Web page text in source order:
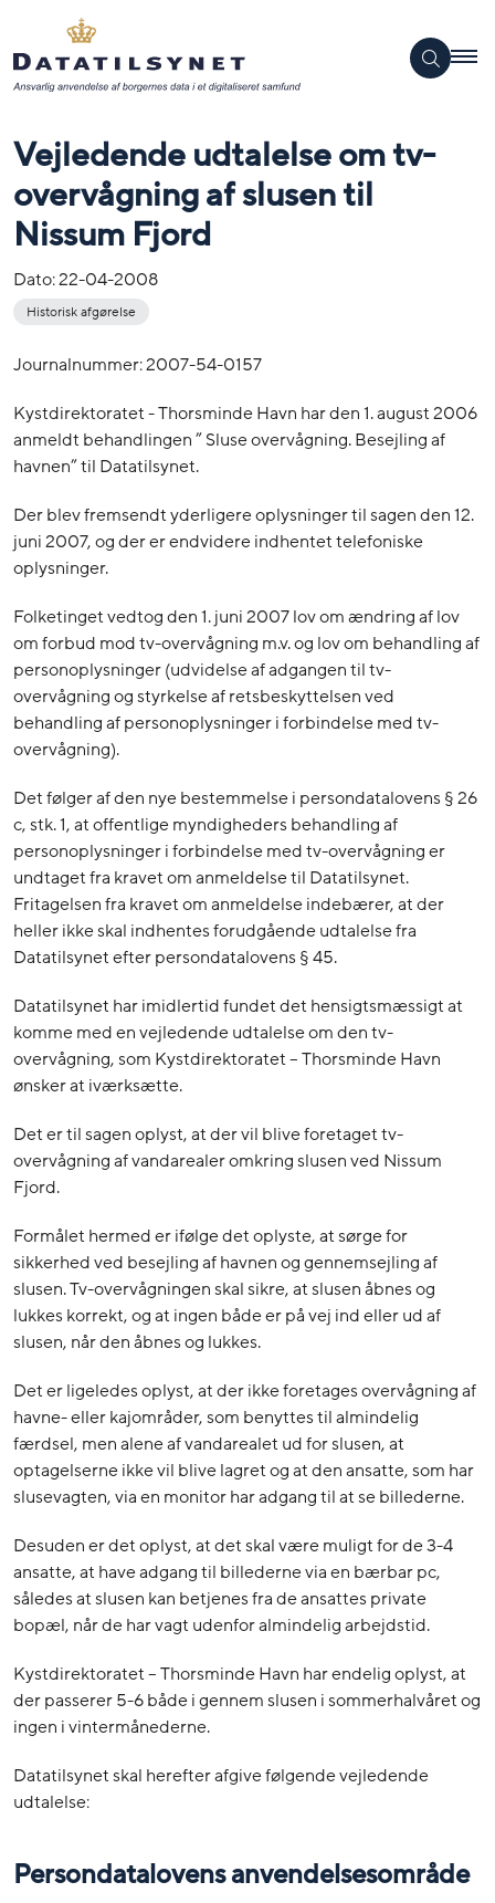
Vejledende udtalelse om tv-
overvågning af slusen til
Nissum Fjord
Dato:22-04-2008
Historisk afgørelse
Journalnummer: 2007-54-0157
Kystdirektoratet - Thorsminde Havn har den 1. august 2006
anmeldt behandlingen ” Sluse overvågning. Besejling af
havnen” til Datatilsynet.
Der blev fremsendt yderligere oplysninger til sagen den 12.
juni 2007, og der er endvidere indhentet telefoniske
oplysninger.
Folketinget vedtog den 1. juni 2007 lov om ændring af lov
om forbud mod tv-overvågning m.v. og lov om behandling af
personoplysninger (udvidelse af adgangen til tv-
overvågning og styrkelse af retsbeskyttelsen ved
behandling af personoplysninger i forbindelse med tv-
overvågning).
Det følger af den nye bestemmelse i persondatalovens § 26
c, stk. 1, at offentlige myndigheders behandling af
personoplysninger i forbindelse med tv-overvågning er
undtaget fra kravet om anmeldelse til Datatilsynet.
Fritagelsen fra kravet om anmeldelse indebærer, at der
heller ikke skal indhentes forudgående udtalelse fra
Datatilsynet efter persondatalovens § 45.
Datatilsynet har imidlertid fundet det hensigtsmæssigt at
komme med en vejledende udtalelse om den tv-
overvågning, som Kystdirektoratet – Thorsminde Havn
ønsker at iværksætte.
Det er til sagen oplyst, at der vil blive foretaget tv-
overvågning af vandarealer omkring slusen ved Nissum
Fjord.
Formålet hermed er ifølge det oplyste, at sørge for
sikkerhed ved besejling af havnen og gennemsejling af
slusen. Tv-overvågningen skal sikre, at slusen åbnes og
lukkes korrekt, og at ingen både er på vej ind eller ud af
slusen, når den åbnes og lukkes.
Det er ligeledes oplyst, at der ikke foretages overvågning af
havne- eller kajområder, som benyttes til almindelig
færdsel, men alene af vandarealet ud for slusen, at
optagelserne ikke vil blive lagret og at den ansatte, som har
slusevagten, via en monitor har adgang til at se billederne.
Desuden er det oplyst, at det skal være muligt for de 3-4
ansatte, at have adgang til billederne via en bærbar pc,
således at slusen kan betjenes fra de ansattes private
bopæl, når de har vagt udenfor almindelig arbejdstid.
Kystdirektoratet – Thorsminde Havn har endelig oplyst, at
der passerer 5-6 både i gennem slusen i sommerhalvåret og
ingen i vintermånederne.
Datatilsynet skal herefter afgive følgende vejledende
udtalelse:
Persondatalovens anvendelsesområde